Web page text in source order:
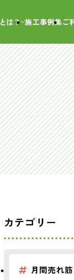
は？ 施工事例集 ご
カテゴリー
月間売れ